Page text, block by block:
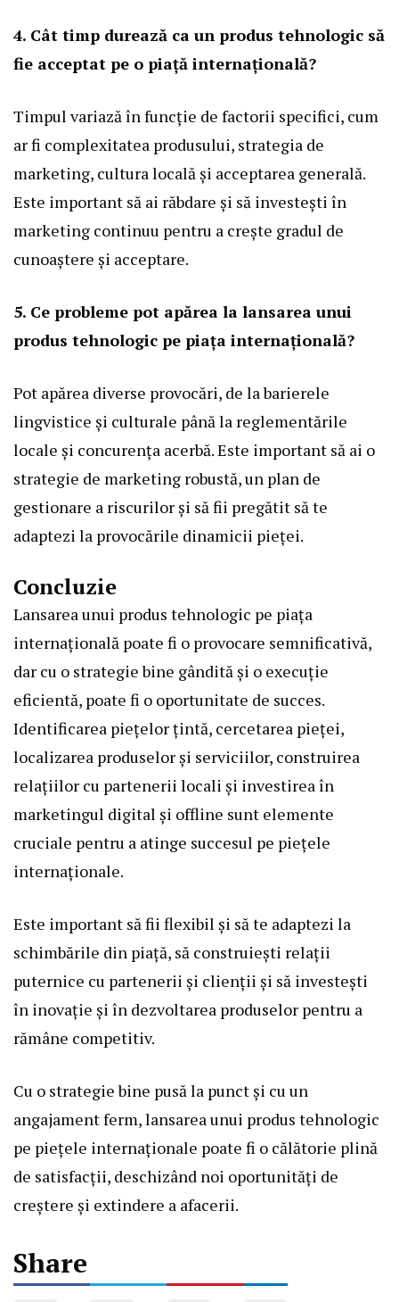
4. Cât timp durează ca un produs tehnologic să
fie acceptat pe o piață internațională?
Timpul variază în funcție de factorii specifici, cum
ar fi complexitatea produsului, strategia de
marketing, cultura locală și acceptarea generală.
Este important să ai răbdare și să investești în
marketing continuu pentru a crește gradul de
cunoaștere și acceptare.
5. Ce probleme pot apărea la lansarea unui
produs tehnologic pe piața internațională?
Pot apărea diverse provocări, de la barierele
lingvistice și culturale până la reglementările
locale și concurența acerbă. Este important să ai o
strategie de marketing robustă, un plan de
gestionare a riscurilor și să fii pregătit să te
adaptezi la provocările dinamicii pieței.
Concluzie
Lansarea unui produs tehnologic pe piața
internațională poate fi o provocare semnificativă,
dar cu o strategie bine gândită și o execuție
eficientă, poate fi o oportunitate de succes.
Identificarea piețelor țintă, cercetarea pieței,
localizarea produselor și serviciilor, construirea
relațiilor cu partenerii locali și investirea în
marketingul digital și offline sunt elemente
cruciale pentru a atinge succesul pe piețele
internaționale.
Este important să fii flexibil și să te adaptezi la
schimbările din piață, să construiești relații
puternice cu partenerii și clienții și să investești
în inovație și în dezvoltarea produselor pentru a
rămâne competitiv.
Cu o strategie bine pusă la punct și cu un
angajament ferm, lansarea unui produs tehnologic
pe piețele internaționale poate fi o călătorie plină
de satisfacții, deschizând noi oportunități de
creștere și extindere a afacerii.
Share